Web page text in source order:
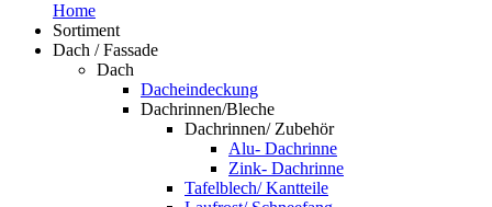
Home
Sortiment
Dach / Fassade
Dach
Dacheindeckung
Dachrinnen/Bleche
Dachrinnen/ Zubehör
Alu- Dachrinne
Zink- Dachrinne
Tafelblech/ Kantteile